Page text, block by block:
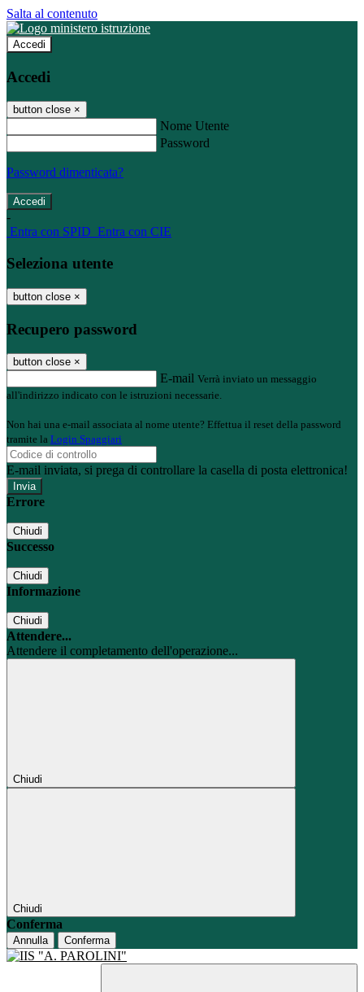
Salta al contenuto
Accedi
Accedi
button close ×
Nome Utente
Password
Password dimenticata?
-
Entra con SPID Entra con CIE
Seleziona utente
button close ×
Recupero password
button close ×
E-mail Verrà inviato un messaggio
all'indirizzo indicato con le istruzioni necessarie.
Non hai una e-mail associata al nome utente? Effettua il reset della password
tramite la Login Spaggiari
E-mail inviata, si prega di controllare la casella di posta elettronica!
Errore
Chiudi
Successo
Chiudi
Informazione
Chiudi
Attendere...
Attendere il completamento dell'operazione...
Chiudi
Chiudi
Conferma
Annulla Conferma